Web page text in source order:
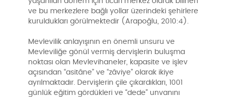
ve bu merkezlere bağlı yollar üzerindeki şehirlere
kuruldukları görülmektedir (Arapoğlu, 2010:4).
Mevlevilik anlayışının en önemli unsuru ve
Mevleviliğe gönül vermiş dervişlerin buluşma
noktası olan Mevlevihaneler, kapasite ve işlev
açısından “asitâne” ve “zâviye” olarak ikiye
ayrılmaktadır. Dervişlerin çile çıkardıkları, 1001
günlük eğitim gördükleri ve “dede” unvanını